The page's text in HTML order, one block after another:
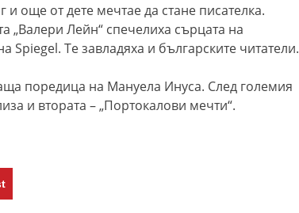
още от дете мечтае да стане писателка.
„Валери Лейн“ спечелиха сърцата на
Spiegel. Те завладяха и българските читатели.
поредица на Мануела Инуса. След големия
и втората – „Портокалови мечти“.